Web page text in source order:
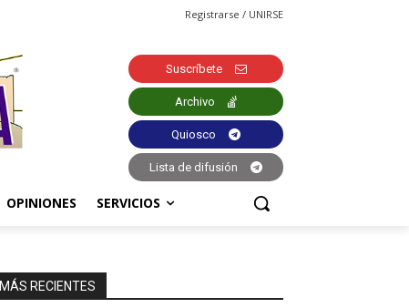
Registrarse / UNIRSE
Suscríbete
Archivo
Quiosco
Lista de difusión
OPINIONES SERVICIOS
MÁS RECIENTES